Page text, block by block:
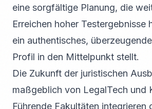
eine sorgfältige Planung, die
Erreichen hoher Testergebnisse
ein authentisches,
Profil in den Mittelpunkt stellt.
Die Zukunft der juristischen
maßgeblich von LegalTech und
Führende Fakultäten integrieren